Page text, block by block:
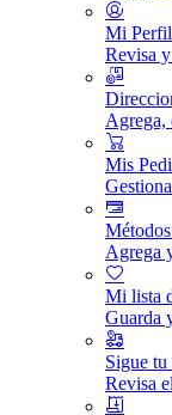
Mi Perfil
Revisa
Agrega,
Mis
Agrega
Mi lista
Guarda
Sigue
Revisa